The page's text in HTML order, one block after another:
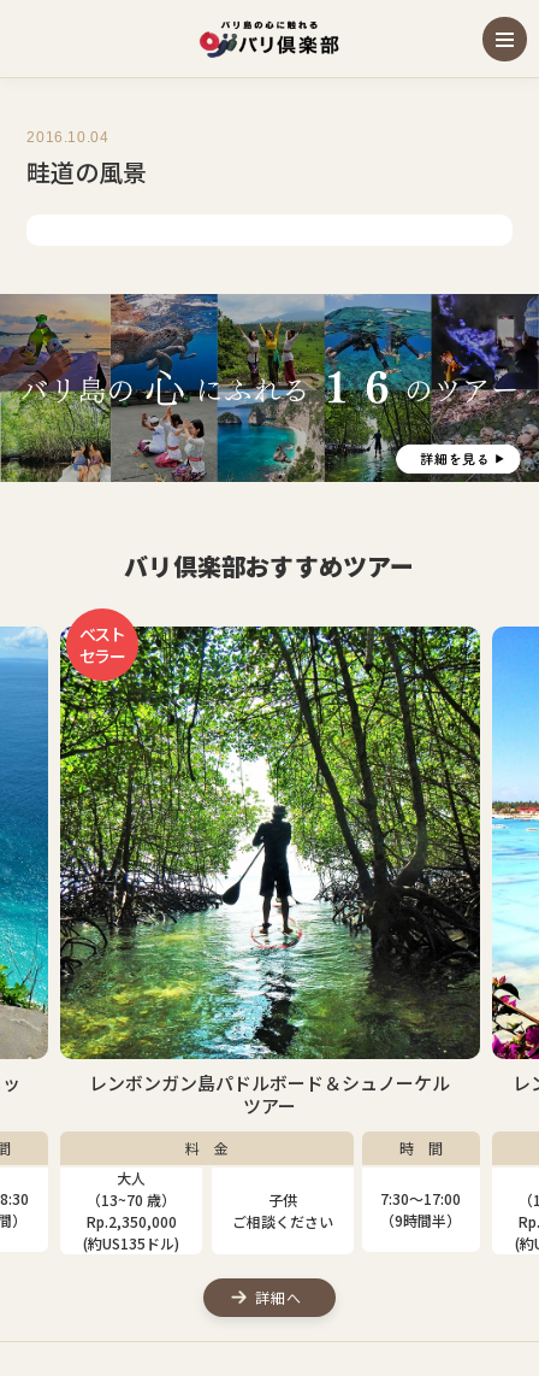
2016.10.04
畦道の風景
バリ倶楽部おすすめツアー
）
ベスト
セラー
レンボンガン島パドルボード＆シュノーケル
ツアー
料 金
大人
（13~70 歳）
Rp.2,350,000
(約US135ドル)
子供
ご相談ください
時 間
7:30〜17:00
（9時間半）
詳細へ
レ
(約